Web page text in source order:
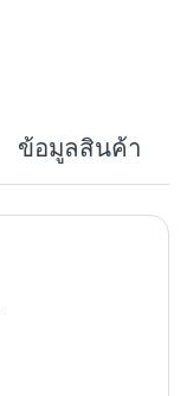
ข้อมูลสินค้า